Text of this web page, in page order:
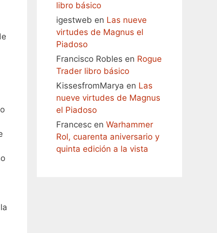
libro básico
igestweb en Las nueve
virtudes de Magnus el
Piadoso
Francisco Robles en Rogue
Trader libro básico
KissesfromMarya en Las
nueve virtudes de Magnus
el Piadoso
Francesc en Warhammer
Rol, cuarenta aniversario y
quinta edición a la vista